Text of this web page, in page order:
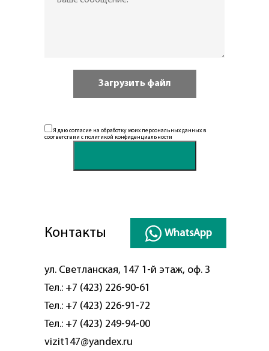
Я даю согласие на обработку моих персональных данных в
соответствии с политикой конфиденциальности
Контакты WhatsApp
ул. Светланская, 147 1-й этаж, оф. 3
Тел.: +7 (423) 226-90-61
Тел.: +7 (423) 226-91-72
Тел.: +7 (423) 249-94-00
vizit147@yandex.ru